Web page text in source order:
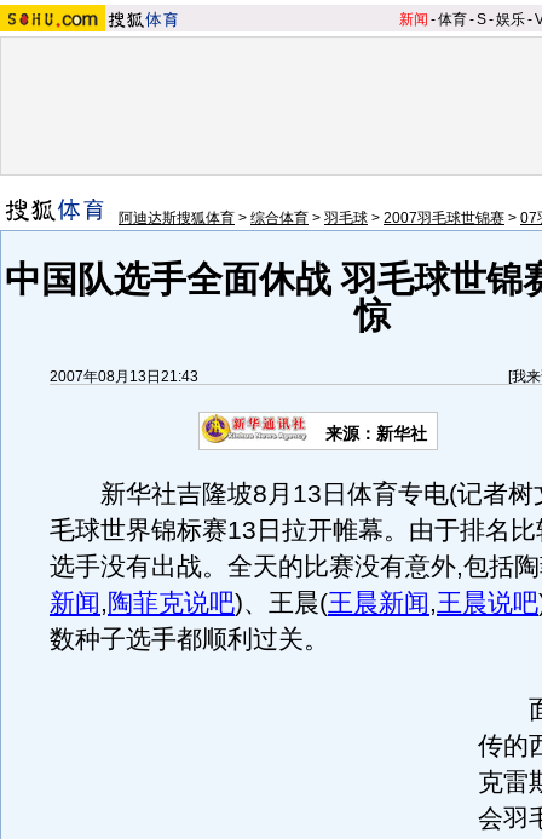
新闻 -体育-S-娱乐-
阿迪达斯搜狐体育 > 综合体育 > 羽毛球 > 2007羽毛球世锦赛 > 07
中国队选手全面休战 羽毛球世锦
惊
2007年08月13日21:43 [我
来源：新华社
新华社吉隆坡8月13日体育专电(记者
毛球世界锦标赛13日拉开帷幕。由于排名
选手没有出战。全天的比赛没有意外,包括
新闻,陶菲克说吧)、王晨(王晨新闻,王晨说吧
数种子选手都顺利过关。
面
传的
克雷
会羽